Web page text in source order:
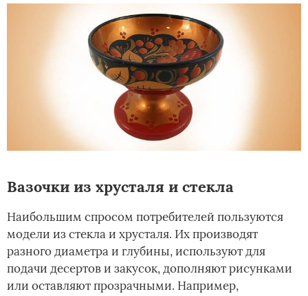
Вазочки из хрусталя и стекла
Наибольшим спросом потребителей пользуются
модели из стекла и хрусталя. Их производят
разного диаметра и глубины, используют для
подачи десертов и закусок, дополняют рисунками
или оставляют прозрачными. Например,